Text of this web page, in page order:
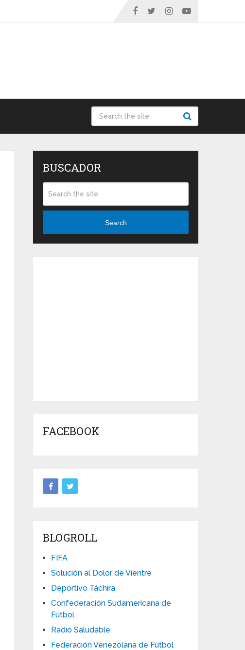
BUSCADOR
Search
FACEBOOK
BLOGROLL
FIFA
Solución al Dolor de Vientre
Deportivo Táchira
Confederación Sudamericana de
Fútbol
Radio Saludable
Federación Venezolana de Fútbol